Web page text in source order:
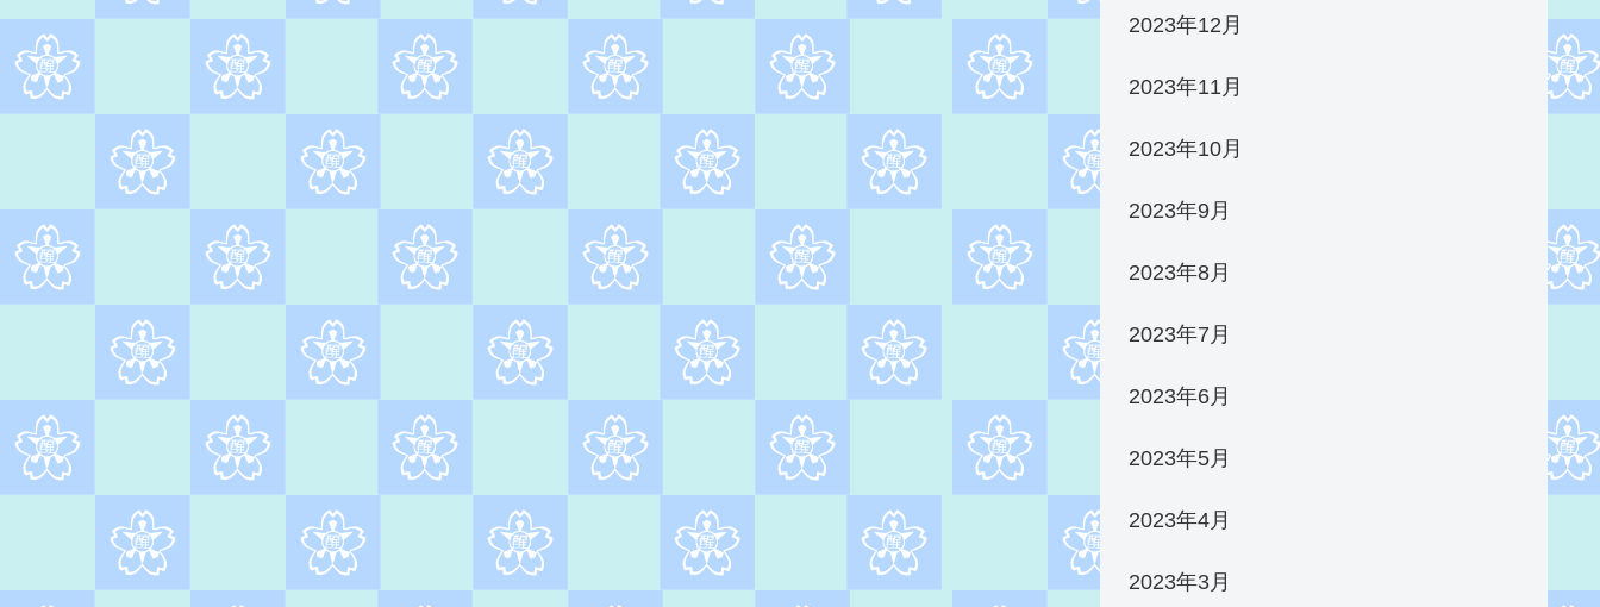
2023年12月
2023年11月
2023年10月
2023年9月
2023年8月
2023年7月
2023年6月
2023年5月
2023年4月
2023年3月